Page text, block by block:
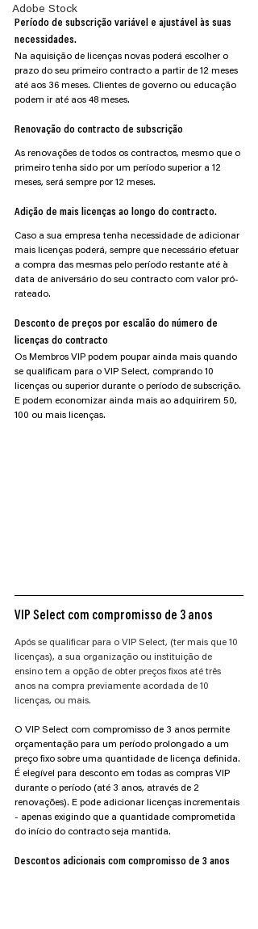
Adobe Stock
Período de subscrição variável e ajustável às suas
necessidades.
Na aquisição de licenças novas poderá escolher o
prazo do seu primeiro contracto a partir de 12 meses
até aos 36 meses. Clientes de governo ou educação
podem ir até aos 48 meses.
Renovação do contracto de subscrição
As renovações de todos os contractos, mesmo que o
primeiro tenha sido por um período superior a 12
meses, será sempre por 12 meses.
Adição de mais licenças ao longo do contracto.
Caso a sua empresa tenha necessidade de adicionar
mais licenças poderá, sempre que necessário efetuar
a compra das mesmas pelo período restante até à
data de aniversário do seu contracto com valor pró-
rateado.
Desconto de preços por escalão do número de
licenças do contracto
Os Membros VIP podem poupar ainda mais quando
se qualificam para o VIP Select, comprando 10
licenças ou superior durante o período de subscrição.
E podem economizar ainda mais ao adquirirem 50,
100 ou mais licenças.
VIP Select com compromisso de 3 anos
Após se qualificar para o VIP Select, (ter mais que 10
licenças), a sua organização ou instituição de
ensino tem a opção de obter preços fixos até três
anos na compra previamente acordada de 10
licenças, ou mais.
O VIP Select com compromisso de 3 anos permite
orçamentação para um período prolongado a um
preço fixo sobre uma quantidade de licença definida.
É elegível para desconto em todas as compras VIP
durante o período (até 3 anos, através de 2
renovações). E pode adicionar licenças incrementais
- apenas exigindo que a quantidade comprometida
do início do contracto seja mantida.
Descontos adicionais com compromisso de 3 anos